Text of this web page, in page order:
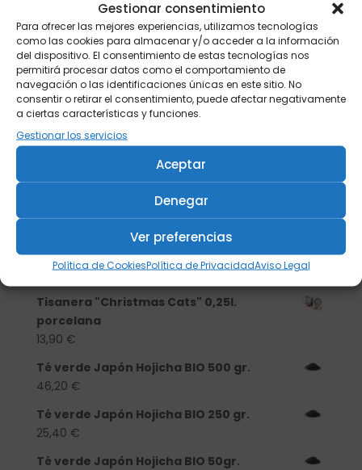
Gestionar consentimiento
Para ofrecer las mejores experiencias, utilizamos tecnologías
como las cookies para almacenar y/o acceder a la información
del dispositivo. El consentimiento de estas tecnologías nos
permitirá procesar datos como el comportamiento de
navegación o las identificaciones únicas en este sitio. No
consentir o retirar el consentimiento, puede afectar negativamente
a ciertas características y funciones.
Gestionar los servicios
Aceptar
Denegar
Ver preferencias
Política de CookiesPolítica de PrivacidadAviso Legal
Productos
Tisanera "Christmas Cats" 0,25l.
porcelana
13,90 €
Té verde Japón Hojicha BIO 500 gr.
46,20 €
Té verde Japón Hojicha BIO 250 gr.
25,40 €
Té verde Japón Hojicha BIO 50gr.